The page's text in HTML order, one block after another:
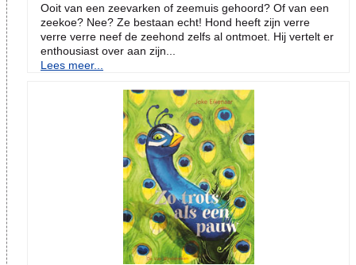
Ooit van een zeevarken of zeemuis gehoord? Of van een
zeekoe? Nee? Ze bestaan echt! Hond heeft zijn verre
verre verre neef de zeehond zelfs al ontmoet. Hij vertelt er
enthousiast over aan zijn...
Lees meer...